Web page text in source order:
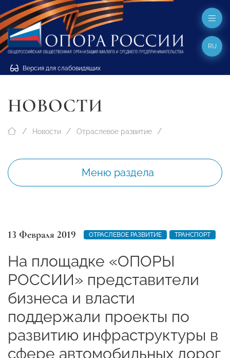
Версия для слабовидящих
RU
НОВОСТИ
Новости Отраслевое развитие
Меню раздела
13 Февраля 2019 ОТРАСЛЕВОЕ РАЗВИТИЕ ТРАНСПОРТ
На площадке «ОПОРЫ
РОССИИ» представители
бизнеса и власти
поддержали проекты по
развитию инфраструктуры в
сфере автомобильных дорог